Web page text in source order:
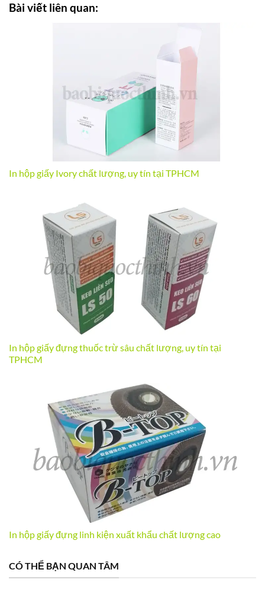
Bài viết liên quan:
In hộp giấy Ivory chất lượng, uy tín tại TPHCM
In hộp giấy đựng thuốc trừ sâu chất lượng, uy tín tại
TPHCM
In hộp giấy đựng linh kiện xuất khẩu chất lượng cao
CÓ THỂ BẠN QUAN TÂM